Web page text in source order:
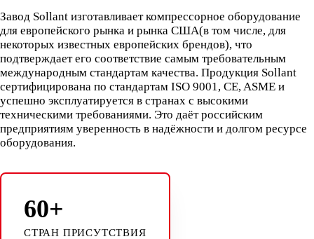
Завод Sollant изготавливает компрессорное оборудование
для европейского рынка и рынка США(в том числе, для
некоторых известных европейских брендов), что
подтверждает его соответствие самым требовательным
международным стандартам качества. Продукция Sollant
сертифицирована по стандартам ISO 9001, CE, ASME и
успешно эксплуатируется в странах с высокими
техническими требованиями. Это даёт российским
предприятиям уверенность в надёжности и долгом ресурсе
оборудования.
60+
СТРАН ПРИСУТСТВИЯ